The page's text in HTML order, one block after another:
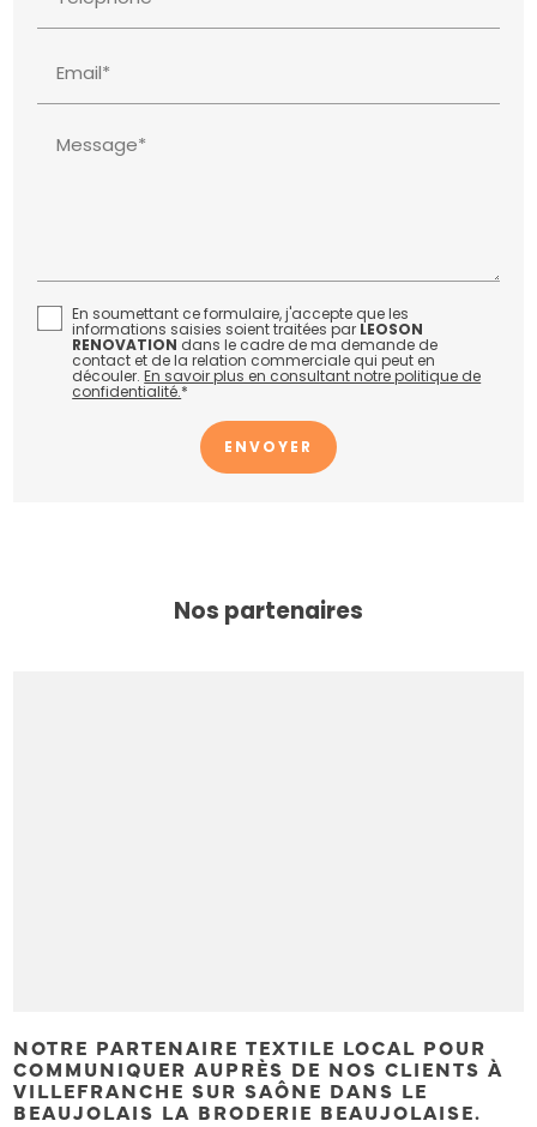
Email*
Message*
En soumettant ce formulaire, j'accepte que les
informations saisies soient traitées par LEOSON
RENOVATION dans le cadre de ma demande de
contact et de la relation commerciale qui peut en
découler.En savoir plus en consultant notre politique de
confidentialité.*
Nos partenaires
NOTRE PARTENAIRE TEXTILE LOCAL POUR
COMMUNIQUER AUPRÈS DE NOS CLIENTS À
VILLEFRANCHE SUR SAÔNE DANS LE
BEAUJOLAIS LA BRODERIE BEAUJOLAISE.